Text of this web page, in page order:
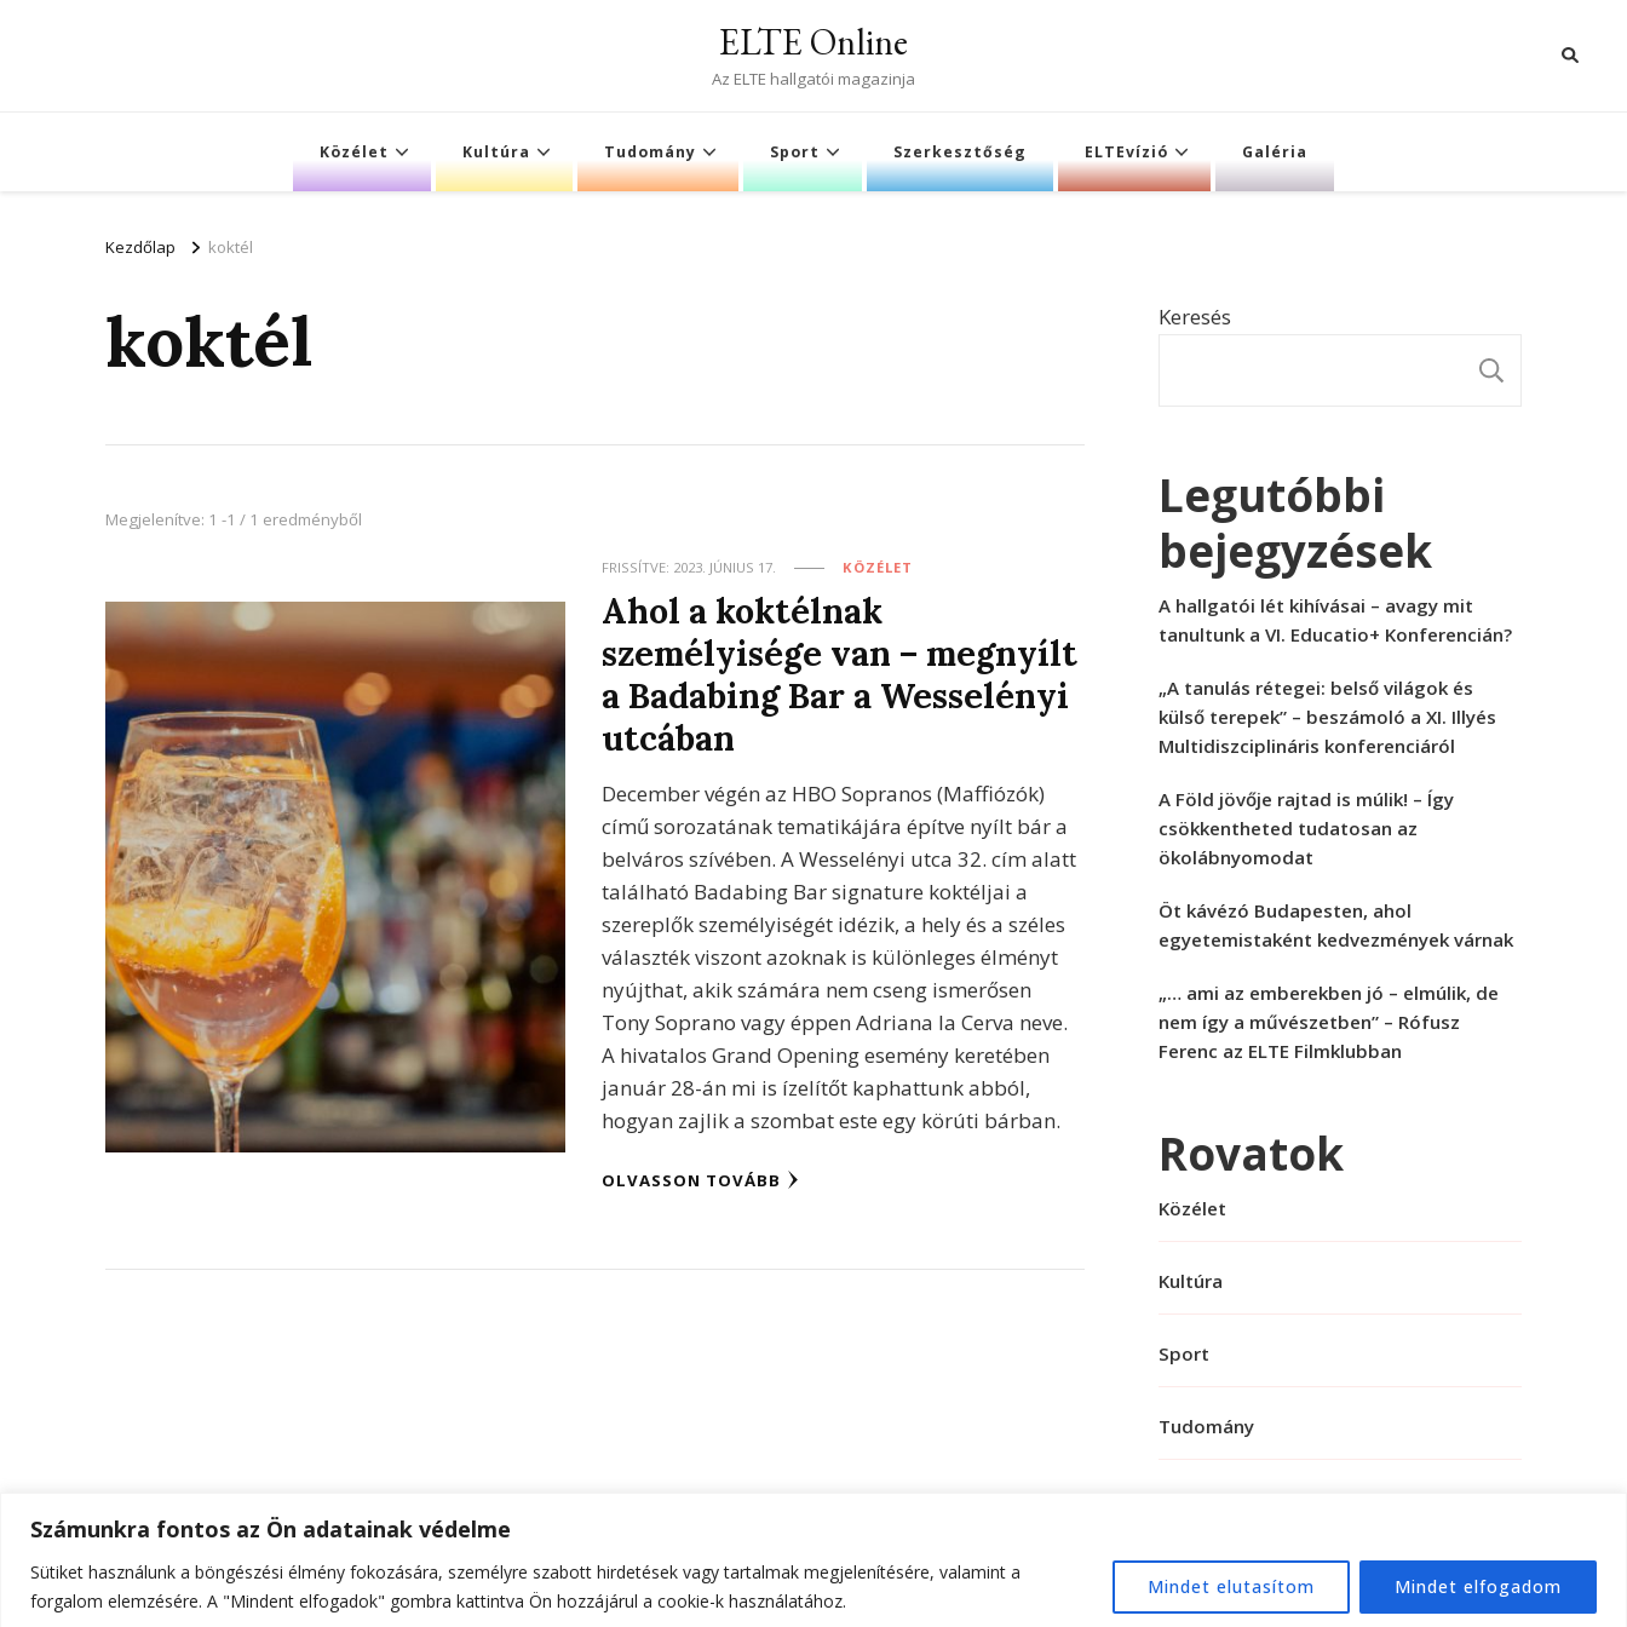
Számunkra fontos az Ön adatainak védelme
Sütiket használunk a böngészési élmény fokozására, személyre szabott hirdetések vagy tartalmak megjelenítésére, valamint a
forgalom elemzésére. A "Mindent elfogadok" gombra kattintva Ön hozzájárul a cookie-k használatához.
Mindet elutasítom Mindet elfogadom
ELTE Online
Az ELTE hallgatói magazinja
Közélet Kultúra Tudomány Sport Szerkesztőség ELTEvízió Galéria
Kezdőlap koktél
koktél
Megjelenítve: 1 -1 / 1 eredményből
FRISSÍTVE: 2023. JÚNIUS 17. KÖZÉLET
Ahol a koktélnak
személyisége van – megnyílt
a Badabing Bar a Wesselényi
utcában
December végén az HBO Sopranos (Maffiózók)
című sorozatának tematikájára építve nyílt bár a
belváros szívében. A Wesselényi utca 32. cím alatt
található Badabing Bar signature koktéljai a
szereplők személyiségét idézik, a hely és a széles
választék viszont azoknak is különleges élményt
nyújthat, akik számára nem cseng ismerősen
Tony Soprano vagy éppen Adriana la Cerva neve.
A hivatalos Grand Opening esemény keretében
január 28-án mi is ízelítőt kaphattunk abból,
hogyan zajlik a szombat este egy körúti bárban.
OLVASSON TOVÁBB
Keresés
Legutóbbi
bejegyzések
A hallgatói lét kihívásai – avagy mit
tanultunk a VI. Educatio+ Konferencián?
„A tanulás rétegei: belső világok és
külső terepek” – beszámoló a XI. Illyés
Multidiszciplináris konferenciáról
A Föld jövője rajtad is múlik! – Így
csökkentheted tudatosan az
ökolábnyomodat
Öt kávézó Budapesten, ahol
egyetemistaként kedvezmények várnak
„… ami az emberekben jó – elmúlik, de
nem így a művészetben” – Rófusz
Ferenc az ELTE Filmklubban
Rovatok
Közélet
Kultúra
Sport
Tudomány
© Szerzői jog 2026ELTE Online . Minden jog fenntartva.Hello Fashion | Fejlesztette WordPress.